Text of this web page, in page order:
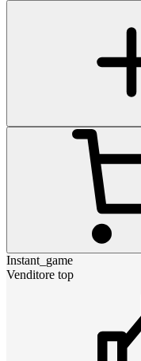
Instant_game
Venditore top